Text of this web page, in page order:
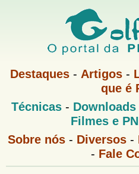
Pular
para
o
principal
G
f
i
M
u
Destaques- Artigos-
que é
M
e
P
Técnicas- Downloads
Filmes e
G
Sobre nós - Diversos -
- Fale